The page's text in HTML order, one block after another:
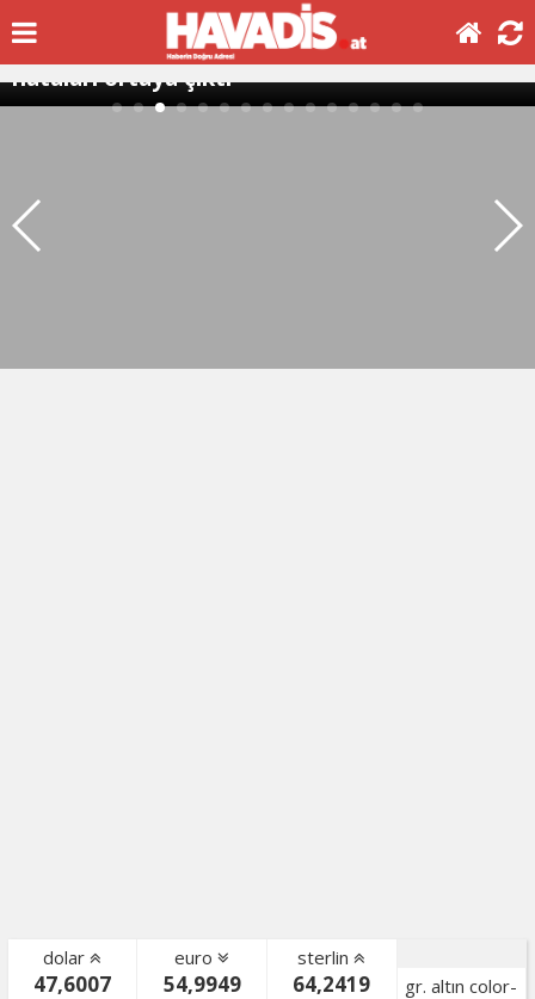
Su ve kanalizasyon ücretlerinde hesaplama
hataları ortaya çıktı
dolar
47,6007
euro
54,9949
sterlin
64,2419
gr. altın color-